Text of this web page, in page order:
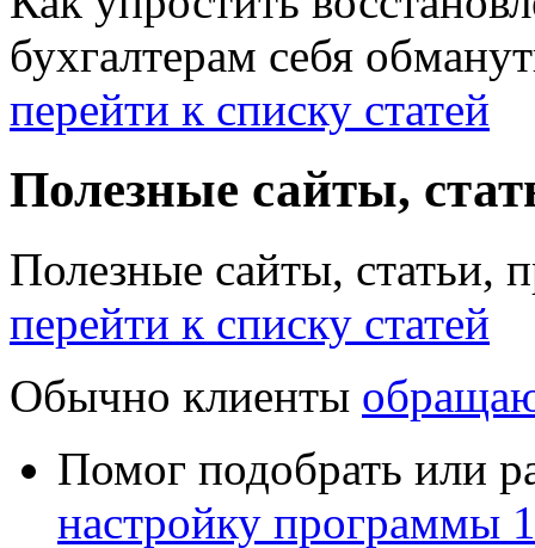
бухгалтерам себя
перейти к списку статей
Полезные сайты,
Полезные сайты, статьи,
перейти к списку статей
Обычно клиенты
Помог подобрать или
настройку программы